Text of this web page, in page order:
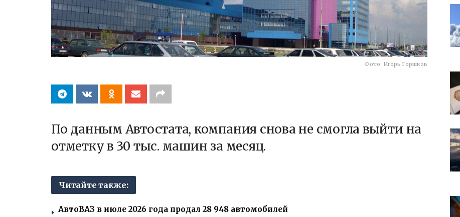
Фото: Игорь Горшков
По данным Автостата, компания снова не смогла выйти на
отметку в 30 тыс. машин за месяц.
Читайте также:
АвтоВАЗ в июле 2026 года продал 28 948 автомобилей